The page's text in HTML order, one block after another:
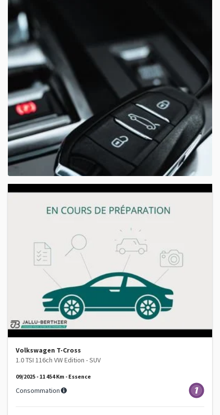
Volkswagen T-Cross
1.0 TSI 116ch VW Edition - SUV
09/2025 - 11 454 Km - Essence
Consommation